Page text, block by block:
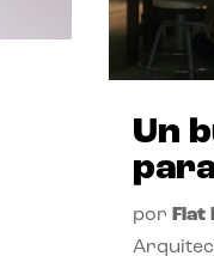
Un
por Flat